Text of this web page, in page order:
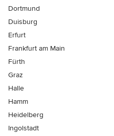
Dortmund
Duisburg
Erfurt
Frankfurt am Main
Fürth
Graz
Halle
Hamm
Heidelberg
Ingolstadt